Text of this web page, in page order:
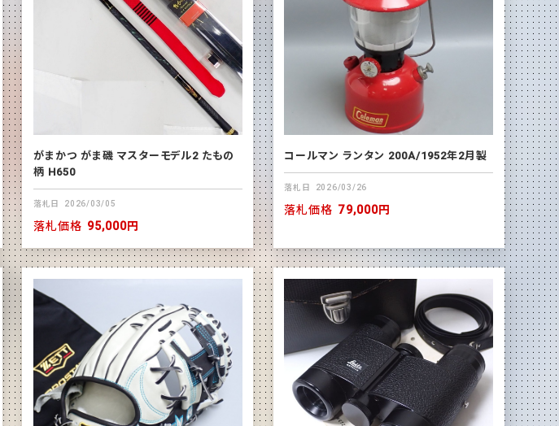
がまかつ がま磯 マスターモデル2 たもの
柄 H650
落札日 2026/03/05
落札価格 95,000円
コールマン ランタン 200A/1952年2月製
落札日 2026/03/26
落札価格 79,000円